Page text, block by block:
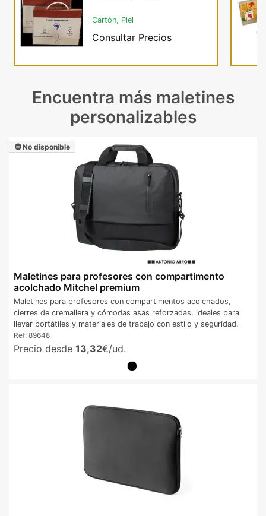
Cartón, Piel
Consultar Precios
Encuentra más maletines
personalizables
No disponible
Maletines para profesores con compartimento
acolchado Mitchel premium
Maletines para profesores con compartimentos acolchados,
cierres de cremallera y cómodas asas reforzadas, ideales para
llevar portátiles y materiales de trabajo con estilo y seguridad.
Ref: 89648
Precio desde 13,32€/ud.